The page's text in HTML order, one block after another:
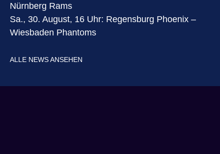
Nürnberg Rams
Sa., 30. August, 16 Uhr: Regensburg Phoenix –
Wiesbaden Phantoms
ALLE NEWS ANSEHEN